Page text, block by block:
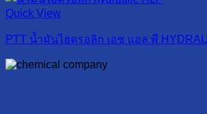
Quick View
PTT น้ำมันไฮดรอลิก เอช แอล พี